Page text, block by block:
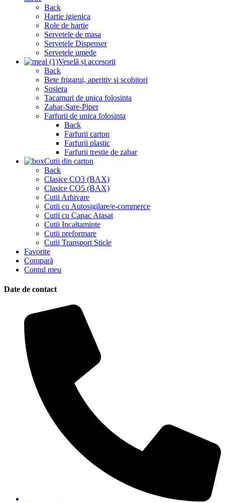
Back
Hartie igienica
Role de hartie
Servetele de masa
Servetele Dispenser
Servetele umede
Veselă și accesorii
Back
Bete frigarui, aperitiv si scobitori
Sosiera
Tacamuri de unica folosinta
Zahar-Sare-Piper
Farfurii de unica folosinta
Back
Farfurii carton
Farfurii plastic
Farfurii trestie de zahar
Cutii din carton
Back
Clasice CO3 (BAX)
Clasice CO5 (BAX)
Cutii Arhivare
Cutii cu Autosigilare/e-commerce
Cutii cu Capac Atasat
Cutii Incaltaminte
Cutii preformare
Cutii Transport Sticle
Favorite
Compară
Contul meu
Date de contact